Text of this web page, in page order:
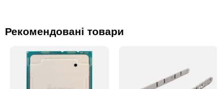
Рекомендовані товари